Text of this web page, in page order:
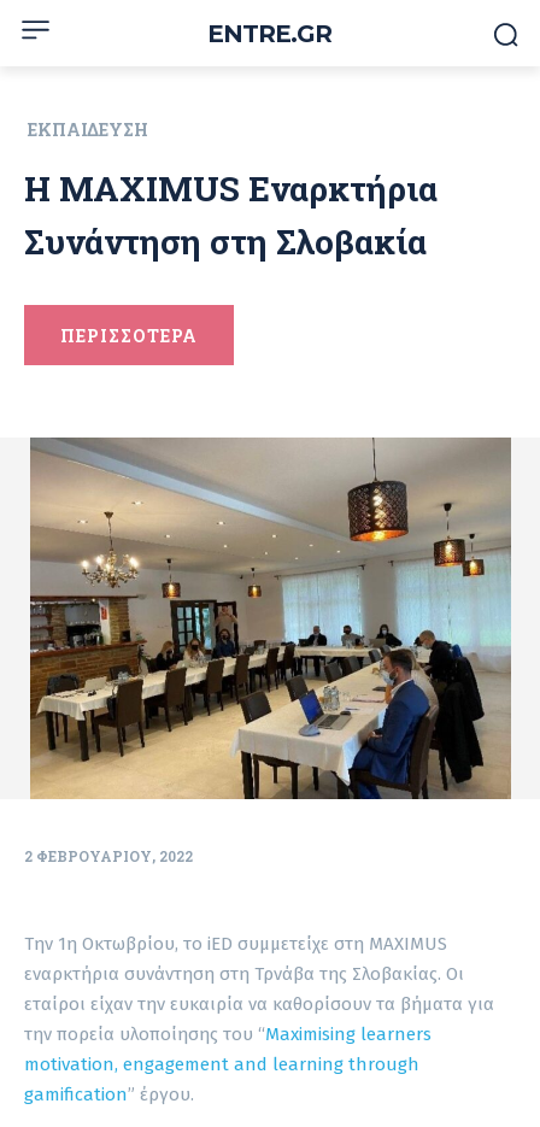
ENTRE.GR
ΕΚΠΑΊΔΕΥΣΗ
Η MAXIMUS Εναρκτήρια
Συνάντηση στη Σλοβακία
ΠΕΡΙΣΣΟΤΕΡΑ
2 ΦΕΒΡΟΥΑΡΊΟΥ, 2022
Την 1η Οκτωβρίου, το iED συμμετείχε στη MAXIMUS
εναρκτήρια συνάντηση στη Τρνάβα της Σλοβακίας. Οι
εταίροι είχαν την ευκαιρία να καθορίσουν τα βήματα για
την πορεία υλοποίησης του “Maximising learners
motivation, engagement and learning through
gamification” έργου.